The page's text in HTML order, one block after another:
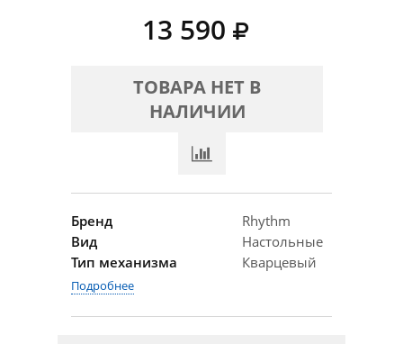
13 590
ТОВАРА НЕТ В
НАЛИЧИИ
Бренд
Rhythm
Вид
Настольные
Тип механизма
Кварцевый
Подробнее